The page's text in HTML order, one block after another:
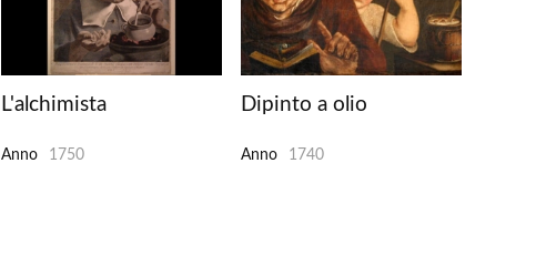
L'alchimista
Anno 1750
Dipinto a olio
Anno 1740